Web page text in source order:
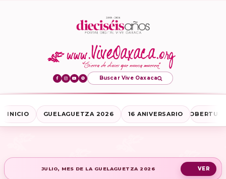
Buscar Vive Oaxaca
INICIO GUELAGUETZA 2026 16 ANIVERSARIO
JULIO, MES DE LA GUELAGUETZA 2026